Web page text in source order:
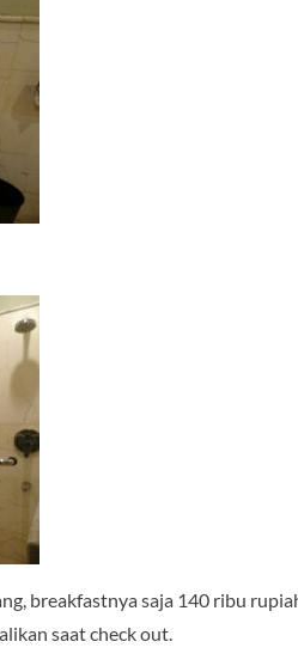
breakfastnya saja 140 ribu
saat check out.